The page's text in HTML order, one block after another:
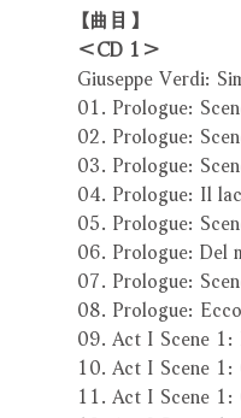
【曲目】
＜CD 1＞
Giuseppe Verdi:
01. Prologue:
02. Prologue:
03. Prologue:
04. Prologue: Il
05. Prologue:
06. Prologue: Del
07. Prologue:
08. Prologue:
09. Act I Scene
10. Act I Scene 1:
11. Act I Scene